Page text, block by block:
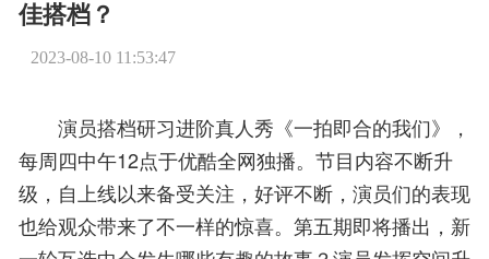
佳搭档？
2023-08-10 11:53:47
演员搭档研习进阶真人秀《一拍即合的我们》，
每周四中午12点于优酷全网独播。节目内容不断升
级，自上线以来备受关注，好评不断，演员们的表现
也给观众带来了不一样的惊喜。第五期即将播出，新